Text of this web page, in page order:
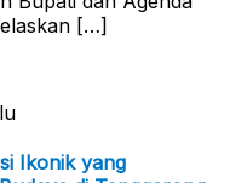
[…]
Ikonik yang